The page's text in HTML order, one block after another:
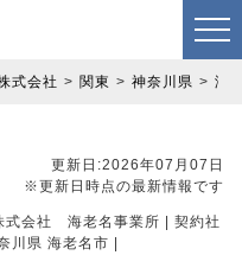
式会社 関東 神奈川県 海
更新日:2026年07月07日
※更新日時点の最新情報です
式会社 海老名事業所 | 契約社
川県 海老名市 |